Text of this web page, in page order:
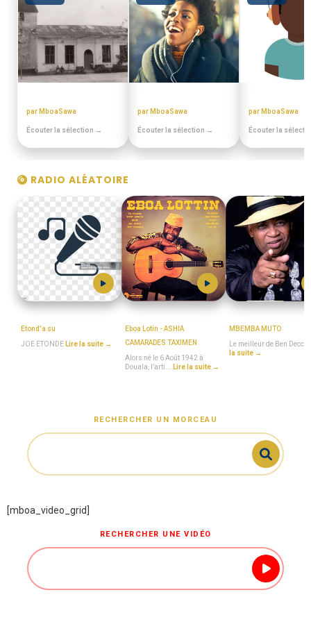
par MboaSawa
Écouter la sélection →
par MboaSawa
Écouter la sélection →
par MboaSawa
Écouter la
RADIO ALÉATOIRE
Etond'a su
JOE ETONDE Lire la suite →
Eboa Lotin - ASHIA
CAMARADES TAXIMEN
Alors né le 6 Août 1942 à
Douala, l’arti...
Lire la suite →
MBEMBA MUTO
Le meilleur de Ben Decca
la suite →
RECHERCHER UN MORCEAU
[mboa_video_grid]
RECHERCHER UNE VIDÉO